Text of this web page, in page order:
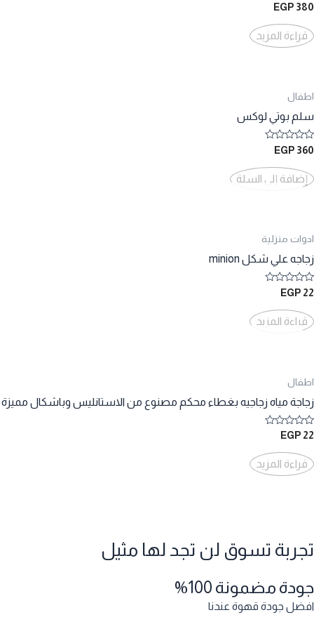
تم
من
5
380
EGP
قراءة المزيد
اطفال
سلم بوتي لوكس
تم
التقييم
من
5
360
EGP
إضافة إلى السلة
ادوات منزلية
زجاجه علي شكل minion
تم
التقييم
من
5
22
EGP
قراءة المزيد
اطفال
زجاجة مياه زجاجيه بغطاء محكم مصنوع من الاستانليس وباشكال
تم
من
5
22
EGP
قراءة المزيد
تجربة تسوق لن تجد لها مثيل
جودة مضمونة 100%
افضل جودة قهوة عندنا